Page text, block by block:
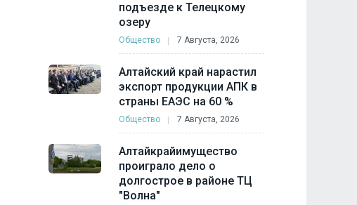
подъезде к Телецкому
озеру
Общество 7 Августа, 2026
Алтайский край нарастил
экспорт продукции АПК в
страны ЕАЭС на 60 %
Общество 7 Августа, 2026
Алтайкрайимущество
проиграло дело о
долгострое в районе ТЦ
"Волна"